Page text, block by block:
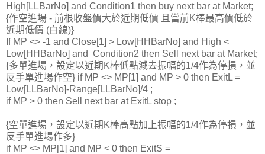
High[LLBarNo] and Condition1 then buy next bar at Market;
{作空進場 - 前根收盤價大於近期低價 且當前K棒最高價低於
近期低價 (白線)}
If MP <> -1 and Close[1] > Low[HHBarNo] and High <
Low[HHBarNo] and Condition2 then Sell next bar at Market;
{多單進場，設定以近期K棒低點減去振幅的1/4作為停損，並
反手單進場作空} if MP <> MP[1] and MP > 0 then ExitL =
Low[LLBarNo]-Range[LLBarNo]/4 ;
if MP > 0 then Sell next bar at ExitL stop ;
{空單進場，設定以近期K棒高點加上振幅的1/4作為停損，並
反手單進場作多}
if MP <> MP[1] and MP < 0 then ExitS =